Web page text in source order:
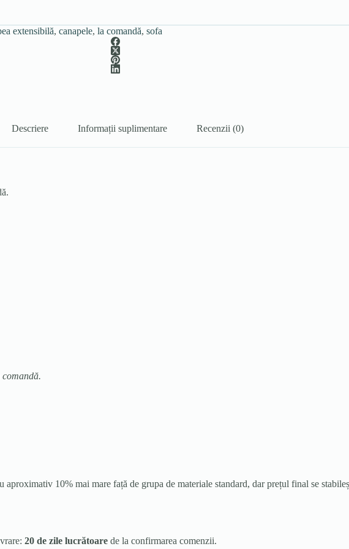
extensibilă, canapele, la comandă, sofa
Descriere Informații suplimentare Recenzii (0)
10% mai mare față de grupa de materiale standard, dar prețul final se
20 de zile lucrătoare de la confirmarea comenzii.